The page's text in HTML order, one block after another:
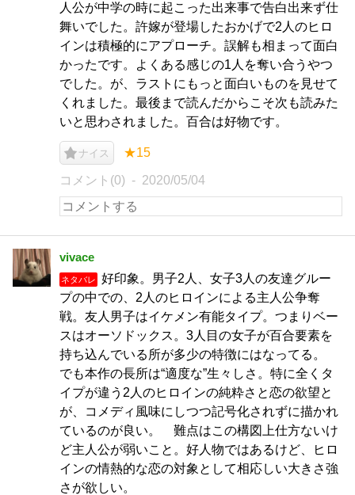
人公が中学の時に起こった出来事で告白出来ず仕
舞いでした。許嫁が登場したおかげで2人のヒロ
インは積極的にアプローチ。誤解も相まって面白
かったです。よくある感じの1人を奪い合うやつ
でした。が、ラストにもっと面白いものを見せて
くれました。最後まで読んだからこそ次も読みた
いと思わされました。百合は好物です。
ナイス ★15
コメント(0) 2020/05/04
vivace
ネタバレ
好印象。男子2人、女子3人の友達グルー
プの中での、2人のヒロインによる主人公争奪
戦。友人男子はイケメン有能タイプ。つまりベー
スはオーソドックス。3人目の女子が百合要素を
持ち込んでいる所が多少の特徴にはなってる。
でも本作の長所は“適度な”生々しさ。特に全くタ
イプが違う2人のヒロインの純粋さと恋の欲望と
が、コメディ風味にしつつ記号化されずに描かれ
ているのが良い。 難点はこの構図上仕方ないけ
ど主人公が弱いこと。好人物ではあるけど、ヒロ
インの情熱的な恋の対象として相応しい大きさ強
さが欲しい。